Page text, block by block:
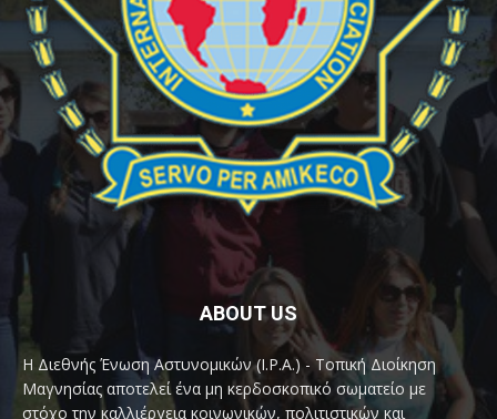
ABOUT US
Η Διεθνής Ένωση Αστυνομικών (I.P.A.) - Τοπική Διοίκηση
Μαγνησίας αποτελεί ένα μη κερδοσκοπικό σωματείο με
στόχο την καλλιέργεια κοινωνικών, πολιτιστικών και